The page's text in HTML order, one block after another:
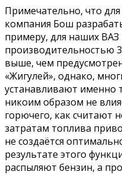
Примечательно, что
компания Бош
примеру, для наших ВАЗ
производительностью
выше, чем
«Жигулей», однако,
устанавливают именно
никоим образом не
горючего, как считают
затратам топлива
не создаётся
результате этого
распыляют бензин, а